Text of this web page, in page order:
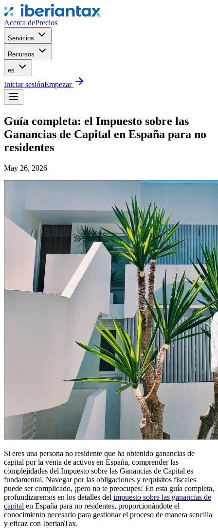
Acerca dePrecios
Servicios
Recursos
es
Iniciar sesiónEmpezar
Guía completa: el Impuesto sobre las
Ganancias de Capital en España para no
residentes
May 26, 2026
Si eres una persona no residente que ha obtenido ganancias de
capital por la venta de activos en España, comprender las
complejidades del Impuesto sobre las Ganancias de Capital es
fundamental. Navegar por las obligaciones y requisitos fiscales
puede ser complicado, ¡pero no te preocupes! En esta guía completa,
profundizaremos en los detalles del impuesto sobre las ganancias de
capital en España para no residentes, proporcionándote el
conocimiento necesario para gestionar el proceso de manera sencilla
y eficaz con IberianTax.